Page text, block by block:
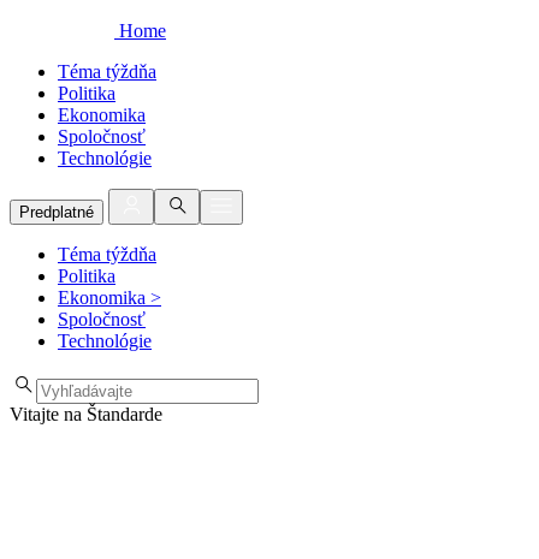
Home
Téma týždňa
Politika
Ekonomika
Spoločnosť
Technológie
Predplatné
Téma týždňa
Politika
Ekonomika >
Spoločnosť
Technológie
Vitajte na Štandarde